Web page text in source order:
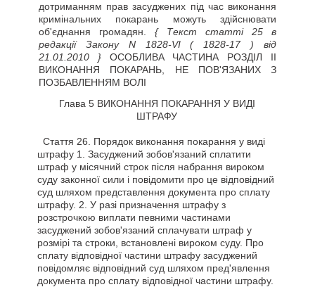
дотриманням прав засуджених під час виконання
кримінальних покарань можуть здійснювати
об'єднання громадян. { Текст статті 25 в
редакції Закону N 1828-VI( 1828-17 ) від
21.01.2010 }ОСОБЛИВА ЧАСТИНА РОЗДІЛ II
ВИКОНАННЯ ПОКАРАНЬ, НЕ ПОВ'ЯЗАНИХ З
ПОЗБАВЛЕННЯМ ВОЛІ
Глава 5 ВИКОНАННЯ ПОКАРАННЯ У ВИДІ
ШТРАФУ
Стаття 26. Порядок виконання покарання у виді
штрафу 1. Засуджений зобов'язаний сплатити
штраф у місячний строк після набрання вироком
суду законної сили і повідомити про це відповідний
суд шляхом представлення документа про сплату
штрафу. 2. У разі призначення штрафу з
розстрочкою виплати певними частинами
засуджений зобов'язаний сплачувати штраф у
розмірі та строки, встановлені вироком суду. Про
сплату відповідної частини штрафу засуджений
повідомляє відповідний суд шляхом пред'явлення
документа про сплату відповідної частини штрафу.